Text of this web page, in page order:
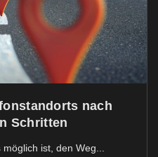
nach
Schritten
ist, den Weg...